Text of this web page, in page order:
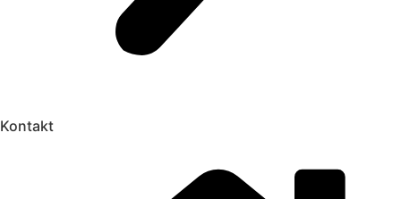
Kontakt